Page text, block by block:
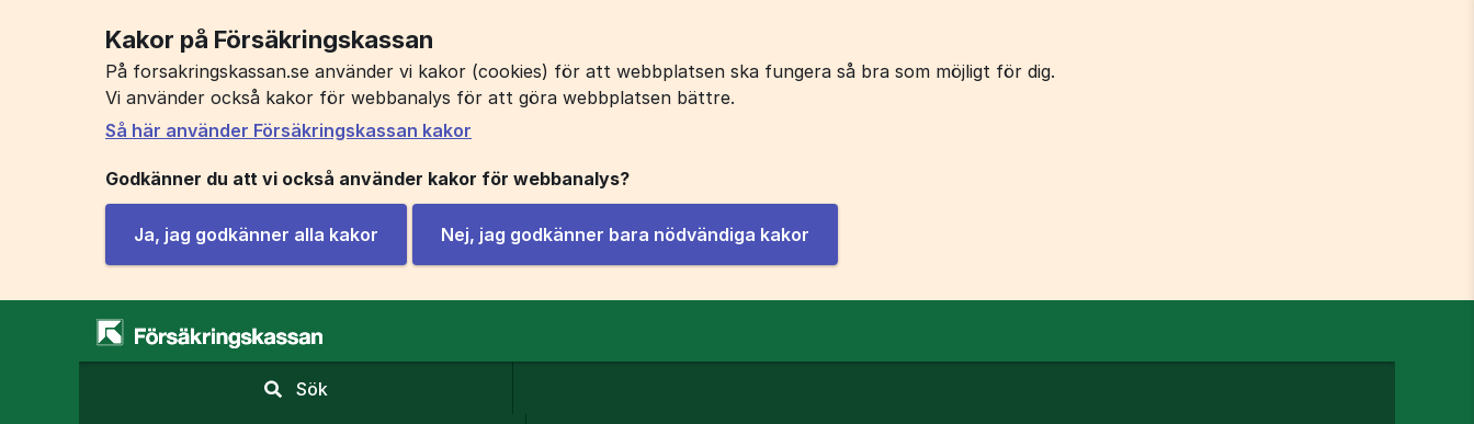
Kakor på Försäkringskassan
På forsakringskassan.se använder vi kakor (cookies) för att webbplatsen ska fungera så bra som möjligt för dig.
Vi använder också kakor för webbanalys för att göra webbplatsen bättre.
Så här använder Försäkringskassan kakor
Godkänner du att vi också använder kakor för webbanalys?
Ja, jag godkänner alla kakor Nej, jag godkänner bara nödvändiga kakor
Sök,